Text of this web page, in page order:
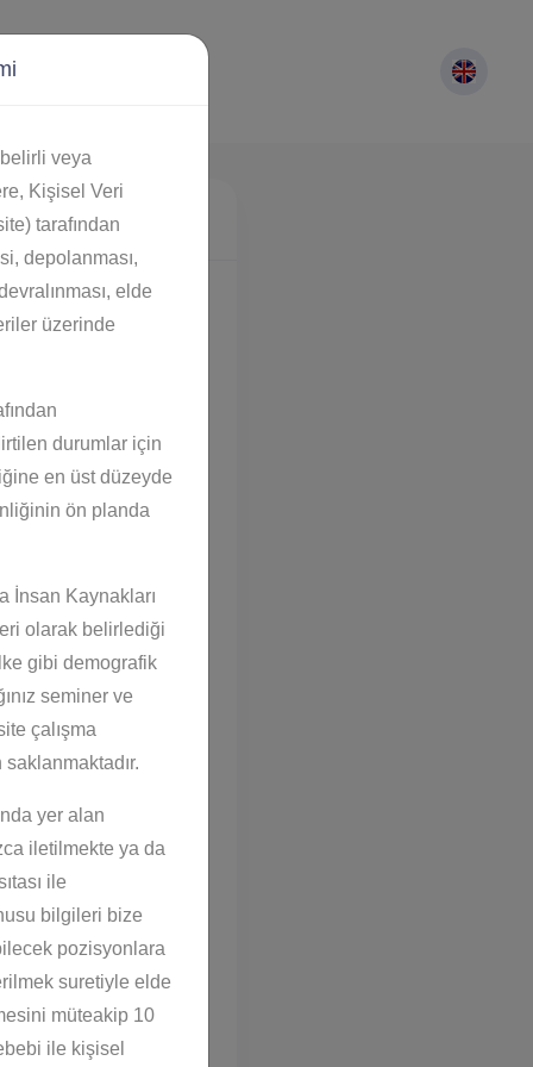
veya
Kişisel Veri
tarafından
depolanması,
elde
üzerinde
durumlar için
en üst düzeyde
ön planda
İnsan Kaynakları
olarak belirlediği
gibi demografik
seminer ve
çalışma
yer alan
iletilmekte ya da
ile
bilgileri bize
pozisyonlara
suretiyle elde
müteakip 10
ile kişisel